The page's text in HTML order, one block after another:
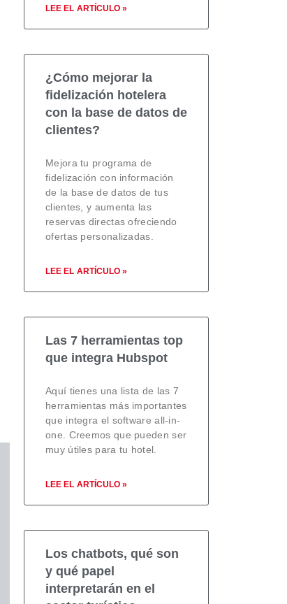
LEE EL ARTÍCULO »
¿Cómo mejorar la
fidelización hotelera
con la base de datos de
clientes?
Mejora tu programa de
fidelización con información
de la base de datos de tus
clientes, y aumenta las
reservas directas ofreciendo
ofertas personalizadas.
LEE EL ARTÍCULO »
Las 7 herramientas top
que integra Hubspot
Aquí tienes una lista de las 7
herramientas más importantes
que integra el software all-in-
one. Creemos que pueden ser
muy útiles para tu hotel.
LEE EL ARTÍCULO »
Los chatbots, qué son
y qué papel
interpretarán en el